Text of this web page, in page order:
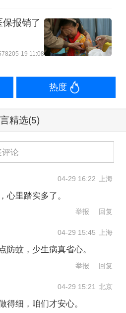
和动态评估预警；在
的重点口岸、边境地
的交通运输工具、货
措施，持续将蚊媒密
。
病防治方面，《通
道、腹泻等五大症候
呼吸道传染病哨点监
渠道监测高效运转，
医疗机构部署应用前
数据质量和信息化协
报销了
05-19 11:08
热度
精选(5)
论
04-29 16:22 上海
心里踏实多了。
举报 回复
04-29 15:45 上海
防蚊，少生病真省心。
举报 回复
04-29 15:21 北京
得细，咱们才安心。